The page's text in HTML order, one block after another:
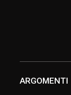
ARGOMENTI